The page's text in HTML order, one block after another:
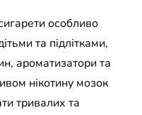
особливо
та підлітками,
ароматизатори та
нікотину мозок
тривалих та